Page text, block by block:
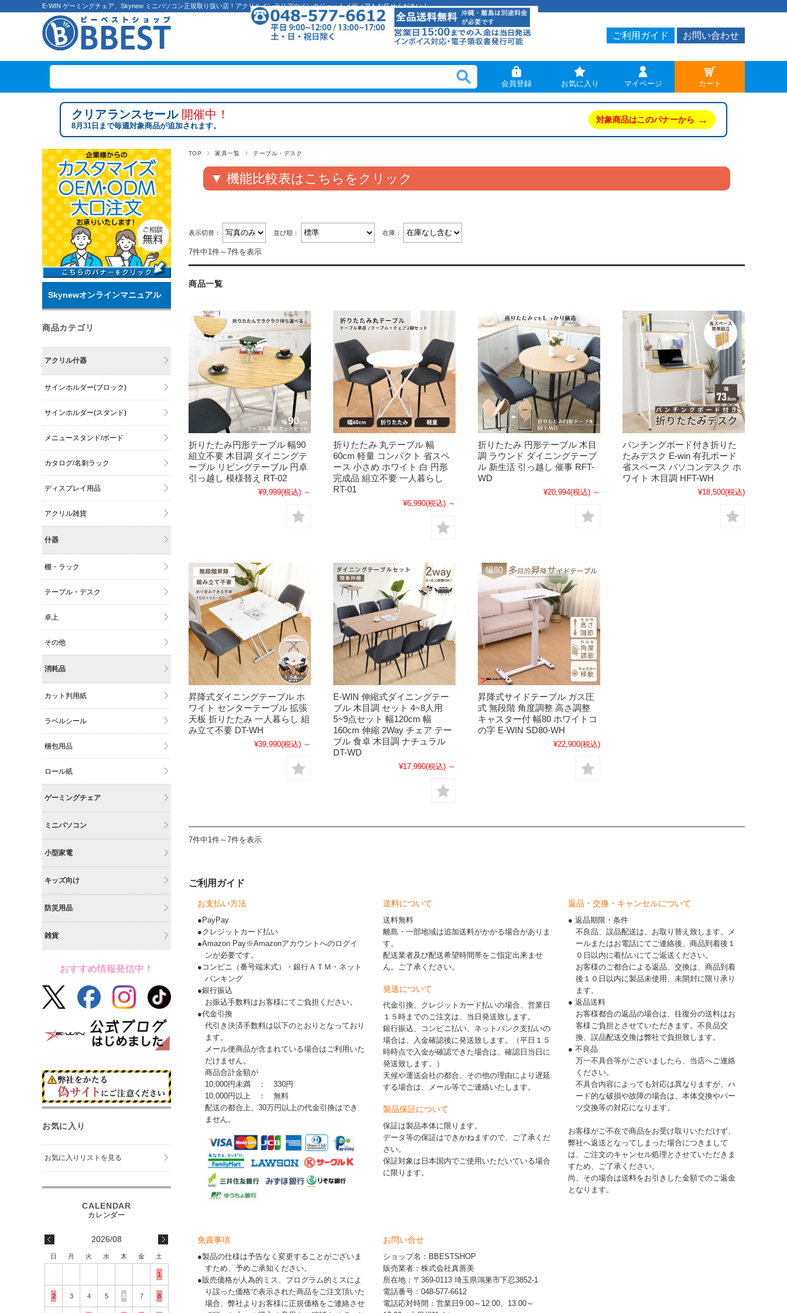
E-WIN ゲーミングチェア、Skynew ミニパソコン正規取り扱い店！アクリルインテリアやインクジェットメディアもお任せください！
ご利用ガイド お問い合わせ
会員登録 お気に入り マイページ カート
クリアランスセール 開催中！
8月31日まで毎週対象商品が追加されます。
対象商品はこのバナーから →
TOP 家具一覧 テーブル・デスク
▼ 機能比較表はこちらをクリック
表示切替： 並び順： 在庫：
7件中1件～7件を表示
商品一覧
折りたたみ円形テーブル 幅90
組立不要 木目調 ダイニングテ
ーブル リビングテーブル 円卓
引っ越し 模様替え RT-02
¥9,999(税込) ～
折りたたみ 丸テーブル 幅
60cm 軽量 コンパクト 省スペ
ース 小さめ ホワイト 白 円形
完成品 組立不要 一人暮らし
RT-01
¥6,990(税込) ～
折りたたみ 円形テーブル 木目
調 ラウンド ダイニングテーブ
ル 新生活 引っ越し 催事 RFT-
WD
¥20,994(税込) ～
パンチングボード付き折りた
たみデスク E-win 有孔ボード
省スペース パソコンデスク ホ
ワイト 木目調 HFT-WH
¥18,500(税込)
昇降式ダイニングテーブル ホ
ワイト センターテーブル 拡張
天板 折りたたみ 一人暮らし 組
み立て不要 DT-WH
¥39,990(税込) ～
E-WIN 伸縮式ダイニングテー
ブル 木目調 セット 4~8人用
5~9点セット 幅120cm 幅
160cm 伸縮 2Way チェア テー
ブル 食卓 木目調 ナチュラル
DT-WD
¥17,990(税込) ～
昇降式サイドテーブル ガス圧
式 無段階 角度調整 高さ調整
キャスター付 幅80 ホワイトコ
の字 E-WIN SD80-WH
¥22,900(税込)
7件中1件～7件を表示
ご利用ガイド
お支払い方法
●PayPay
●クレジットカード払い
●Amazon Pay※Amazonアカウントへのログイ
ンが必要です。
●コンビニ（番号端末式）・銀行ＡＴＭ・ネット
バンキング
●銀行振込
お振込手数料はお客様にてご負担ください。
●代金引換
代引き決済手数料は以下のとおりとなっており
ます。
メール便商品が含まれている場合はご利用いた
だけません。
商品合計金額が
10,000円未満 ： 330円
10,000円以上 ： 無料
配送の都合上、30万円以上の代金引換はでき
ません。
送料について
送料無料
離島・一部地域は追加送料がかかる場合がありま
す。
配送業者及び配送希望時間帯をご指定出来ませ
ん。ご了承ください。
発送について
代金引換、クレジットカード払いの場合、営業日
１５時までのご注文は、当日発送致します。
銀行振込、コンビニ払い、ネットバンク支払いの
場合は、入金確認後に発送致します。（平日１５
時時点で入金が確認できた場合は、確認日当日に
発送致します。）
天候や運送会社の都合、その他の理由により遅延
する場合は、メール等でご連絡いたします。
製品保証について
保証は製品本体に限ります。
データ等の保証はできかねますので、ご了承くだ
さい。
保証対象は日本国内でご使用いただいている場合
に限ります。
返品・交換・キャンセルについて
● 返品期限・条件
不良品、誤品配送は、お取り替え致します。メ
ールまたはお電話にてご連絡後、商品到着後１
０日以内に着払いにてご返送ください。
お客様のご都合による返品、交換は、商品到着
後１０日以内に製品未使用、未開封に限り承り
ます。
● 返品送料
お客様都合の返品の場合は、往復分の送料はお
客様ご負担とさせていただきます。不良品交
換、誤品配送交換は弊社で負担致します。
● 不良品
万一不具合等がございましたら、当店へご連絡
ください。
不具合内容によっても対応は異なりますが、ハ
ード的な破損や故障の場合は、本体交換やパー
ツ交換等の対応になります。
お客様がご不在で商品をお受け取りいただけず、
弊社へ返送となってしまった場合につきまして
は、ご注文のキャンセル処理とさせていただきま
すため、ご了承ください。
尚、その場合は送料をお引きした金額でのご返金
となります。
免責事項
●製品の仕様は予告なく変更することがございま
すため、予めご承知ください。
●販売価格が人為的ミス、プログラム的ミスによ
り誤った価格で表示された商品をご注文頂いた
場合、弊社よりお客様に正規価格をご連絡させ
お問い合せ
ショップ名：BBESTSHOP
販売業者：株式会社真善美
所在地：〒369-0113 埼玉県鴻巣市下忍3852-1
電話番号：048-577-6612
電話応対時間：営業日9:00～12:00、13:00～
Skynewオンラインマニュアル
商品カテゴリ
アクリル什器
サインホルダー(ブロック)
サインホルダー(スタンド)
メニュースタンド/ボード
カタログ/名刺ラック
ディスプレイ用品
アクリル雑貨
什器
棚・ラック
テーブル・デスク
卓上
その他
消耗品
カット判用紙
ラベルシール
梱包用品
ロール紙
ゲーミングチェア
ミニパソコン
小型家電
キッズ向け
防災用品
雑貨
おすすめ情報発信中！
お気に入り
お気に入りリストを見る
2026/08
日 月 火 水 木 金 土
1
2 3 4 5 6 7 8